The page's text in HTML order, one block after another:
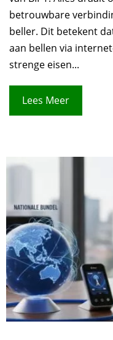
betrouwbare
beller. Dit betekent
aan bellen via
strenge eisen...
Lees Meer